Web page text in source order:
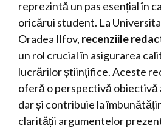
reprezintă un pas esențial în
oricărui student. La
Oradea Ilfov, recenziile
un rol crucial în asigurarea
lucrărilor științifice. Aceste
oferă o perspectivă obiectivă
dar și contribuie la
clarității argumentelor